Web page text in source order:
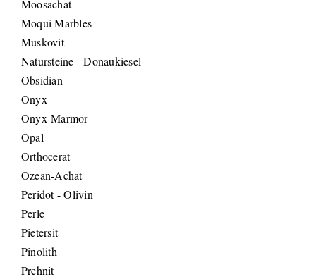
Moosachat
Moqui Marbles
Muskovit
Natursteine - Donaukiesel
Obsidian
Onyx
Onyx-Marmor
Opal
Orthocerat
Ozean-Achat
Peridot - Olivin
Perle
Pietersit
Pinolith
Prehnit